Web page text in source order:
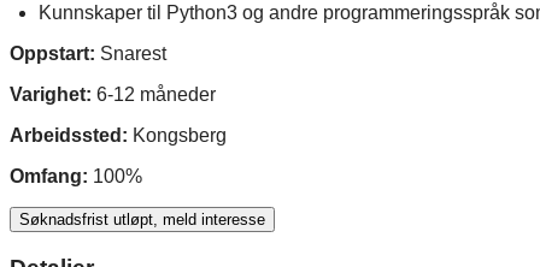
Kunnskaper til Python3 og andre programmeringsspråk
Oppstart: Snarest
Varighet: 6-12 måneder
Arbeidssted: Kongsberg
Omfang: 100%
Søknadsfrist utløpt, meld interesse